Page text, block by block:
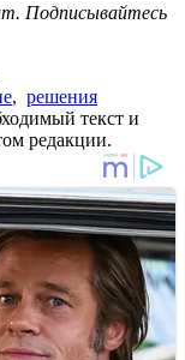
Подписывайтесь
, решения
текст и
редакции.